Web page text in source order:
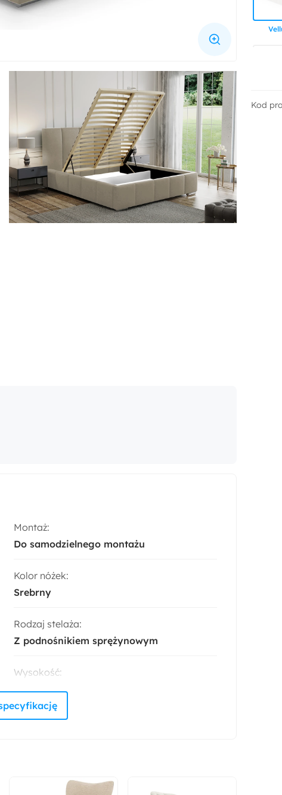
Montaż:
Do samodzielnego montażu
Kolor nóżek:
Srebrny
Rodzaj stelaża:
Z podnośnikiem sprężynowym
Wysokość:
90 cm
Liczba miejsc:
Kod